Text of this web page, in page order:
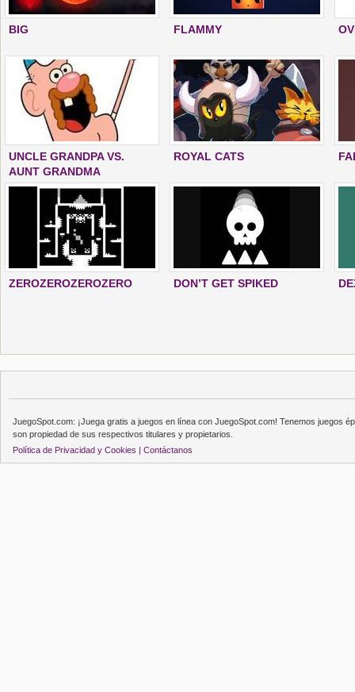
BIG FLAMMY
UNCLE GRANDPA VS.
AUNT GRANDMA
ROYAL CATS
ZEROZEROZEROZERO DON’T GET SPIKED
JuegoSpot.com: ¡Juega gratis a juegos en línea con JuegoSpot.com! Tenemos juegos
son propiedad de sus respectivos titulares y propietarios.
Política de Privacidad y Cookies | Contáctanos